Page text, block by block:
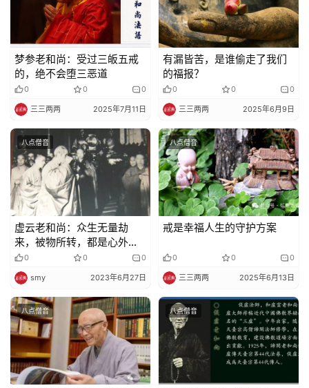
梦参老和尚：受过三皈五戒
的，绝不会堕三恶道​
0 0 0
三三两两 2025年7月11日
有漏皆苦，是谁偷走了我们
的福报？
0 0 0
三三两两 2025年6月9日
八点僧音
虚云老和尚：众生无量劫
来，被物所转，都是心外见
法0 0 0
smy 2023年6月27日
八点僧音
戒是幸福人生的守护方案
0 0 0
三三两两 2025年6月13日
八点僧音 八点僧音